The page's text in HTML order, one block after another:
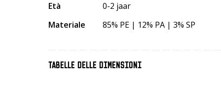
Età
0-2 jaar
Materiale
85% PE | 12% PA | 3% SP
TABELLE DELLE DIMENSIONI